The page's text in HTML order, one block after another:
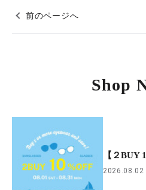
前のページへ
Shop
【２BUY
2026.08.02